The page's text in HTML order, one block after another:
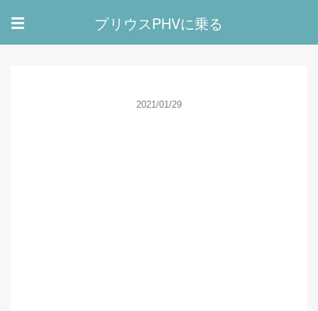
☰ プリウスPHVに乗る
2021/01/29